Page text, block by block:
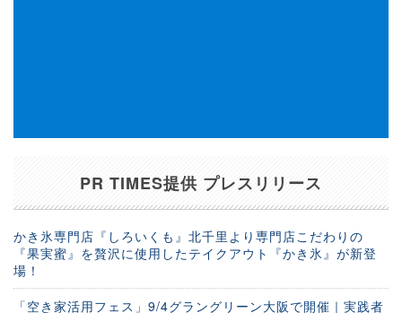
PR TIMES提供 プレスリリース
かき氷専門店『しろいくも』北千里より専門店こだわりの
『果実蜜』を贅沢に使用したテイクアウト『かき氷』が新登
場！
「空き家活用フェス」9/4グラングリーン大阪で開催｜実践者